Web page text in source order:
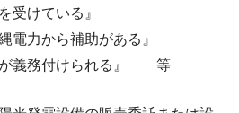
受けている』
電力から補助がある』
が義務付けられる』 等